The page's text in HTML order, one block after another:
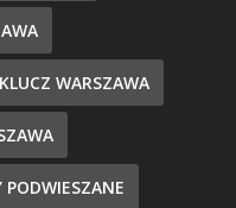
WARSZAWA